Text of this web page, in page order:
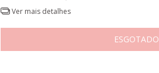
Ver mais detalhes